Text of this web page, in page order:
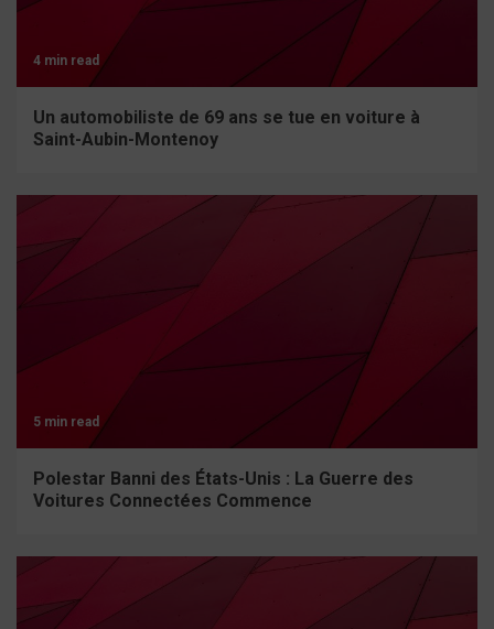
4 min read
Un automobiliste de 69 ans se tue en voiture à
Saint-Aubin-Montenoy
5 min read
Polestar Banni des États-Unis : La Guerre des
Voitures Connectées Commence